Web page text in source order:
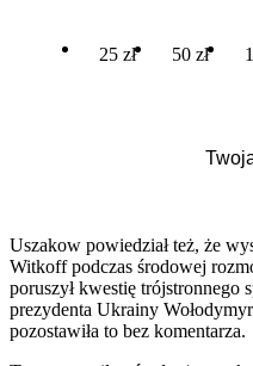
25 zł 50 zł
Uszakow powiedział też, że
Witkoff podczas środowej
poruszył kwestię trójstronnego
prezydenta Ukrainy
pozostawiła to bez komentarza.